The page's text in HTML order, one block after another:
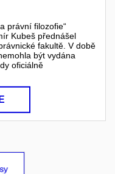
právní filozofie“
Kubeš přednášel
fakultě. V době
být vydána
oficiálně